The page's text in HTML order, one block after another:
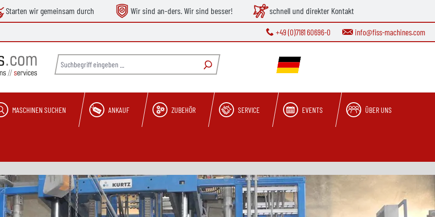
Starten wir gemeinsam durch Wir sind an-ders. Wir sind besser! schnell und direkter Kontakt
+49 (0)7181 60696-0 info@fiss-machines.com
MASCHINEN SUCHEN ANKAUF ZUBEHÖR SERVICE EVENTS ÜBER UNS